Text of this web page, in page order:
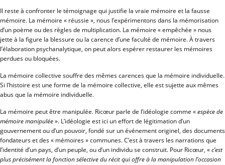
Il reste à confronter le témoignage qui justifie la vraie mémoire et la fausse
mémoire. La mémoire « réussie », nous l’expérimentons dans la mémorisation
d’un poème ou des règles de multiplication. La mémoire « empêchée » nous
jette à la figure la blessure ou la carence d’une faculté de mémoire. À travers
l’élaboration psychanalytique, on peut alors espérer restaurer les mémoires
perdues ou bloquées.
La mémoire collective souffre des mêmes carences que la mémoire individuelle.
Si l’histoire est une forme de la mémoire collective, elle est sujette aux mêmes
abus que la mémoire individuelle.
La mémoire peut être manipulée. Ricœur parle de l’idéologie comme «espèce de
mémoire manipulée». L’idéologie est ici un effort de légitimation d’un
gouvernement ou d’un pouvoir, fondé sur un événement originel, des documents
fondateurs et des « mémoires » communes. C’est à travers les narrations que
l’identité d’un pays, d’un peuple, ou d’un individu se construit. Pour Ricœur, «c’est
plus précisément la fonction sélective du récit qui offre à la manipulation l’occasion